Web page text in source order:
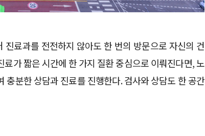
료과를 전전하지 않아도 한 번의 방문으로 자신의 건
가 짧은 시간에 한 가지 질환 중심으로 이뤄진다면, 노
분한 상담과 진료를 진행한다. 검사와 상담도 한 공간